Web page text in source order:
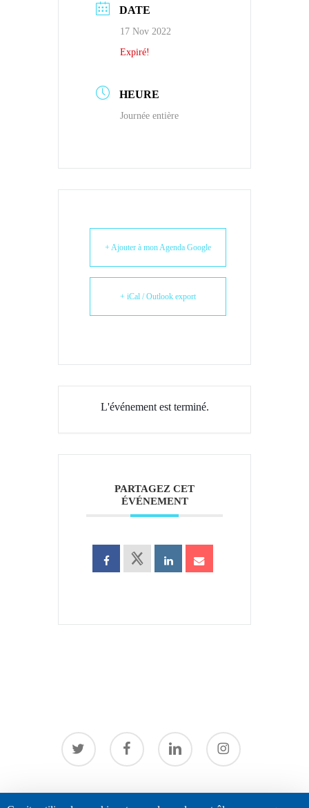
DATE
17 Nov 2022
Expiré!
HEURE
Journée entière
+ Ajouter à mon Agenda Google
+ iCal / Outlook export
L'événement est terminé.
PARTAGEZ CET
ÉVÉNEMENT
twitter facebook linkedin instagram